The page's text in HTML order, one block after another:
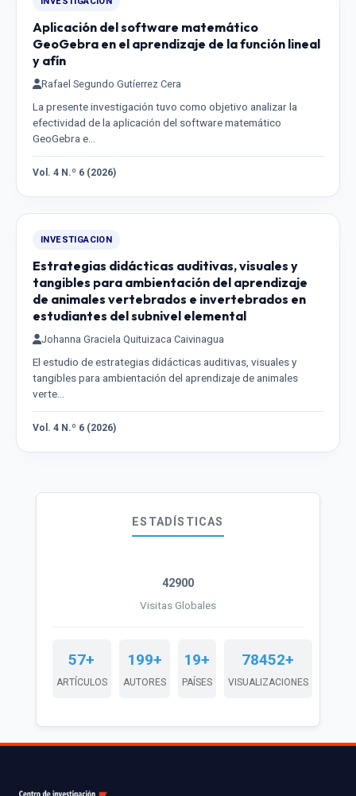
Aplicación del software matemático
GeoGebra en el aprendizaje de la función lineal
y afín
Rafael Segundo Gutíerrez Cera
La presente investigación tuvo como objetivo analizar la
efectividad de la aplicación del software matemático
GeoGebra e…
Vol. 4 N.º 6 (2026)
INVESTIGACION
Estrategias didácticas auditivas, visuales y
tangibles para ambientación del aprendizaje
de animales vertebrados e invertebrados en
estudiantes del subnivel elemental
Johanna Graciela Quituizaca Caivinagua
El estudio de estrategias didácticas auditivas, visuales y
tangibles para ambientación del aprendizaje de animales
verte…
Vol. 4 N.º 6 (2026)
ESTADÍSTICAS
42900
Visitas Globales
57+
ARTÍCULOS
199+
AUTORES
19+
PAÍSES
78452+
VISUALIZACIONES